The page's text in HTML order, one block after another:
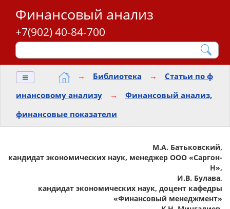
Финансовый анализ
+7(902) 40-84-700
≡ → Библиотека →
Статьи по ф
инансовому анализу
→
Финансовый анализ,
финансовые показатели
М.А. Батьковский,
кандидат экономических наук, менеджер ООО «Саргон-
Н»,
И.В. Булава,
кандидат экономических наук, доцент кафедры
«Финансовый менеджмент»